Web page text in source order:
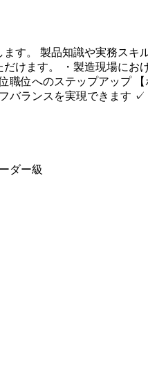
す。 製品知識や実務スキ
けます。 ・製造現場にお
職位へのステップアップ
ランスを実現できます ✓
ダー級